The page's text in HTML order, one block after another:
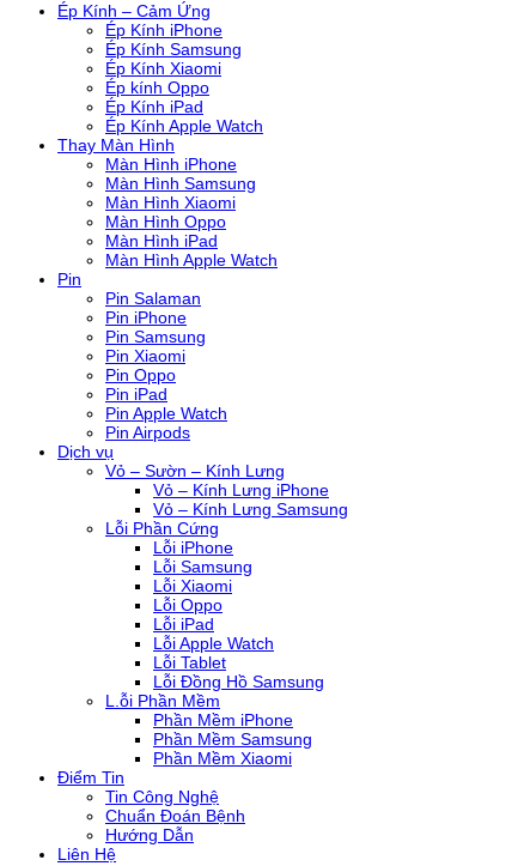
Ép Kính – Cảm Ứng
Ép Kính iPhone
Ép Kính Samsung
Ép Kính Xiaomi
Ép kính Oppo
Ép Kính iPad
Ép Kính Apple Watch
Thay Màn Hình
Màn Hình iPhone
Màn Hình Samsung
Màn Hình Xiaomi
Màn Hình Oppo
Màn Hình iPad
Màn Hình Apple Watch
Pin
Pin Salaman
Pin iPhone
Pin Samsung
Pin Xiaomi
Pin Oppo
Pin iPad
Pin Apple Watch
Pin Airpods
Dịch vụ
Vỏ – Sườn – Kính Lưng
Vỏ – Kính Lưng iPhone
Vỏ – Kính Lưng Samsung
Lỗi Phần Cứng
Lỗi iPhone
Lỗi Samsung
Lỗi Xiaomi
Lỗi Oppo
Lỗi iPad
Lỗi Apple Watch
Lỗi Tablet
Lỗi Đồng Hồ Samsung
L.ỗi Phần Mềm
Phần Mềm iPhone
Phần Mềm Samsung
Phần Mềm Xiaomi
Điểm Tin
Tin Công Nghệ
Chuẩn Đoán Bệnh
Hướng Dẫn
Liên Hệ